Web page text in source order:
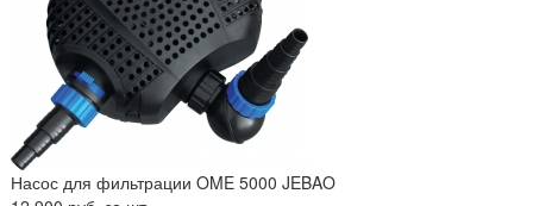
Насос для фильтрации OME 5000 JEBAO